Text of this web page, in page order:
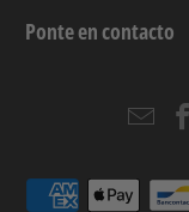
Ponte en contacto